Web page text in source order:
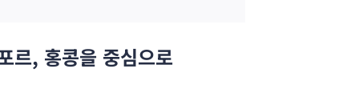
르, 홍콩을 중심으로